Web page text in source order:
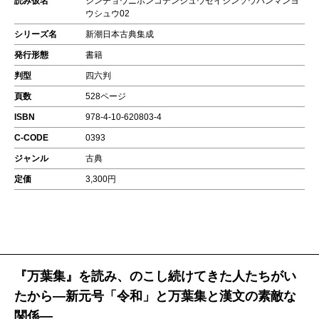
ウシュウ02
シリーズ名 新潮日本古典集成
発行形態 書籍
判型 四六判
頁数 528ページ
ISBN 978-4-10-620803-4
C-CODE 0393
ジャンル 古典
定価 3,300円
『万葉集』を読み、のこし続けてきた人たちがい
たから―新元号「令和」と万葉集と漢文の素敵な
関係―